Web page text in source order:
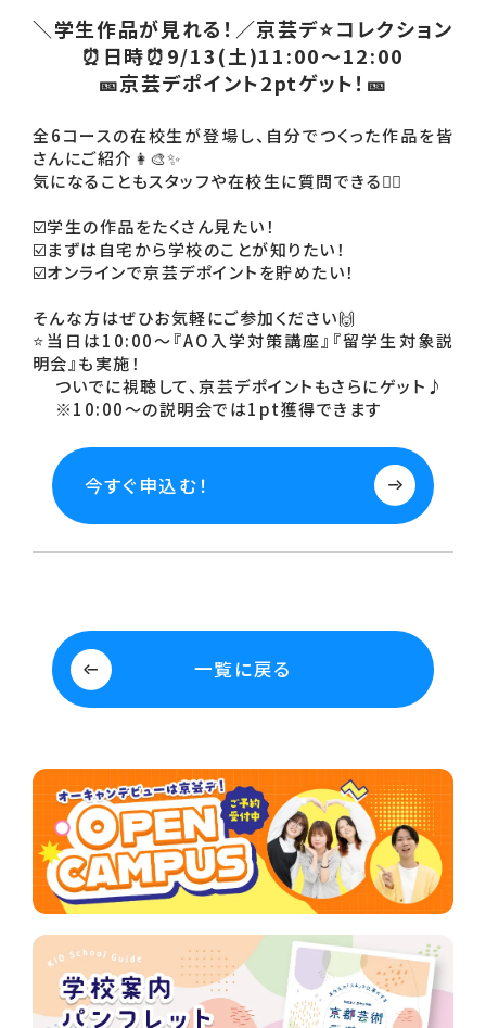
＼学生作品が見れる！／京芸デ⭐コレクション
⏰日時⏰9/13(土)11:00～12:00
🎫京芸デポイント2ptゲット！🎫
全6コースの在校生が登場し、自分でつくった作品を皆
さんにご紹介👩‍🎨✨
気になることもスタッフや在校生に質問できる🙆‍♀️
☑️学生の作品をたくさん見たい！
☑️まずは自宅から学校のことが知りたい！
☑️オンラインで京芸デポイントを貯めたい！
そんな方はぜひお気軽にご参加ください🙌
⭐当日は10:00～『AO入学対策講座』『留学生対象説
明会』も実施！
ついでに視聴して、京芸デポイントもさらにゲット♪
※10:00～の説明会では1pt獲得できます
今すぐ申込む！
一覧に戻る